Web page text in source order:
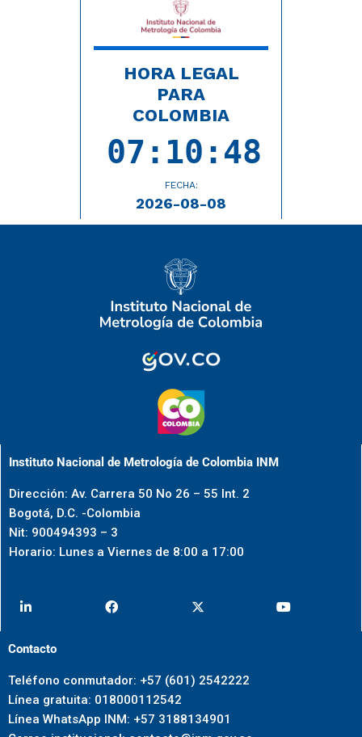
Instituto Nacional de Metrología de Colombia INM
Dirección: Av. Carrera 50 No 26 – 55 Int. 2
Bogotá, D.C. -Colombia
Nit: 900494393 – 3
Horario: Lunes a Viernes de 8:00 a 17:00
Contacto
Teléfono conmutador: +57 (601) 2542222
Línea gratuita: 018000112542
Línea WhatsApp INM: +57 3188134901